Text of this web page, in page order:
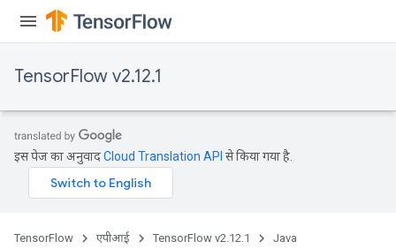
TensorFlow v2.12.1
इस पेज का अनुवादCloud Translation API से किया गया है.
TensorFlow एपीआई TensorFlow v2.12.1 Java